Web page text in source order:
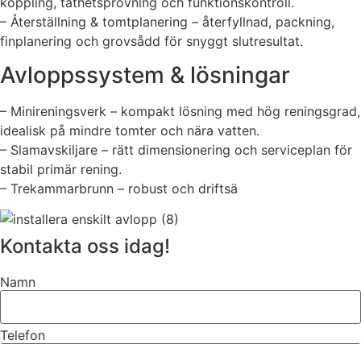
– Återställning & tomtplanering – återfyllnad, packning,
finplanering och grovsådd för snyggt slutresultat.
Avloppssystem & lösningar
– Minireningsverk – kompakt lösning med hög reningsgrad,
idealisk på mindre tomter och nära vatten.
– Slamavskiljare – rätt dimensionering och serviceplan för
stabil primär rening.
– Trekammarbrunn – robust och driftsä
Kontakta oss idag!
Namn
Telefon